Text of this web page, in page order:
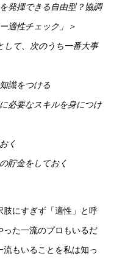
発揮できる自由型？協調
適性チェック」＞
して、次のうち一番大事
識をつける
必要なスキルを身につけ
く
貯金をしておく
にすぎず「適性」と呼
た一流のプロもいるだ
もいることを私は知っ